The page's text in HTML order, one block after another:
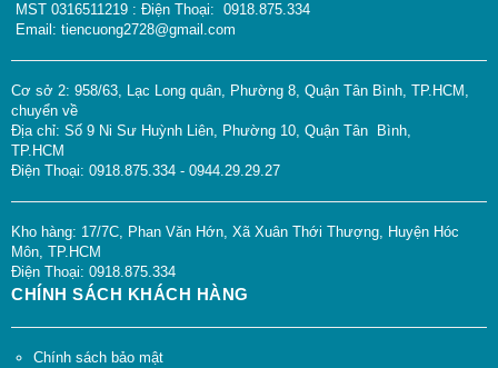
MST 0316511219 : Điện Thoại: 0918.875.334
Email: tiencuong2728@gmail.com
Cơ sở 2: 958/63, Lạc Long quân, Phường 8, Quận Tân Bình, TP.HCM,
chuyển về
Địa chỉ: Số 9 Ni Sư Huỳnh Liên, Phường 10, Quận Tân Bình,
TP.HCM
Điện Thoại: 0918.875.334 - 0944.29.29.27
Kho hàng: 17/7C, Phan Văn Hớn, Xã Xuân Thới Thượng, Huyện Hóc
Môn, TP.HCM
Điện Thoại: 0918.875.334
CHÍNH SÁCH KHÁCH HÀNG
Chính sách bảo mật